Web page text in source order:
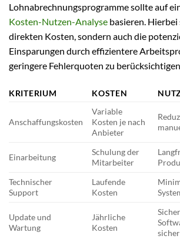
Lohnabrechnungsprogramme sollte auf
Kosten-Nutzen-Analyse basieren.
direkten Kosten, sondern auch die
Einsparungen durch effizientere
geringere Fehlerquoten zu berücksichtigen.
KRITERIUM KOSTEN
Anschaffungskosten
Variable
Kosten je nach
Anbieter
Einarbeitung
Schulung der
Mitarbeiter
Technischer
Support
Laufende
Kosten
Update und
Wartung
Jährliche
Kosten